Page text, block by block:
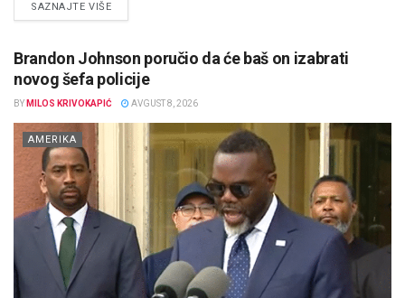
SAZNAJTE VIŠEDETAILS
Brandon Johnson poručio da će baš on izabrati
novog šefa policije
BY MILOS KRIVOKAPIĆ AVGUST 8, 2026
AMERIKA